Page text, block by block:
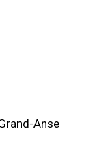
Anse